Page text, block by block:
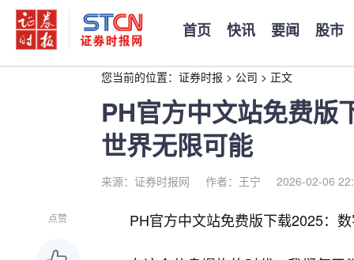
首页 快讯 要闻 股市
您当前的位置： 证券时报 > 公司 > 正文
PH官方中文站免费版
世界无限可能
来源：证券时报网 作者：王宁 2026-02-06
点赞 PH官方中文站免费版下载2025：